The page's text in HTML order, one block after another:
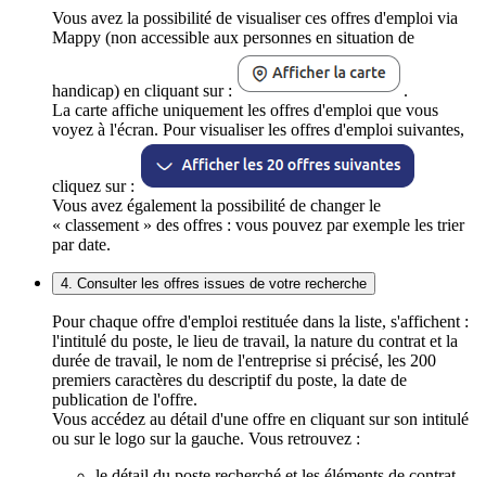
Vous avez la possibilité de visualiser ces offres d'emploi via
Mappy (non accessible aux personnes en situation de
handicap) en cliquant sur :
.
La carte affiche uniquement les offres d'emploi que vous
voyez à l'écran. Pour visualiser les offres d'emploi suivantes,
cliquez sur :
Vous avez également la possibilité de changer le
« classement » des offres : vous pouvez par exemple les trier
par date.
4. Consulter les offres issues de votre recherche
Pour chaque offre d'emploi restituée dans la liste, s'affichent :
l'intitulé du poste, le lieu de travail, la nature du contrat et la
durée de travail, le nom de l'entreprise si précisé, les 200
premiers caractères du descriptif du poste, la date de
publication de l'offre.
Vous accédez au détail d'une offre en cliquant sur son intitulé
ou sur le logo sur la gauche. Vous retrouvez :